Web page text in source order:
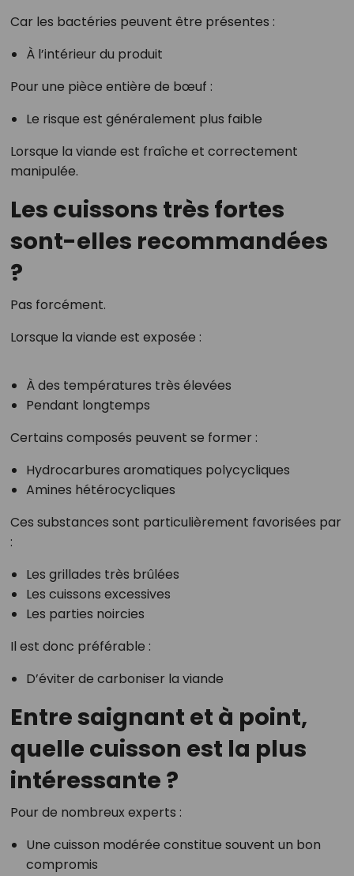
Car les bactéries peuvent être présentes :
À l’intérieur du produit
Pour une pièce entière de bœuf :
Le risque est généralement plus faible
Lorsque la viande est fraîche et correctement
manipulée.
Les cuissons très fortes
sont-elles recommandées
?
Pas forcément.
Lorsque la viande est exposée :
À des températures très élevées
Pendant longtemps
Certains composés peuvent se former :
Hydrocarbures aromatiques polycycliques
Amines hétérocycliques
Ces substances sont particulièrement favorisées par
:
Les grillades très brûlées
Les cuissons excessives
Les parties noircies
Il est donc préférable :
D’éviter de carboniser la viande
Entre saignant et à point,
quelle cuisson est la plus
intéressante ?
Pour de nombreux experts :
Une cuisson modérée constitue souvent un bon
compromis